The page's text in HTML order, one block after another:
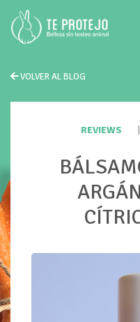
VOLVER AL BLOG
REVIEWS